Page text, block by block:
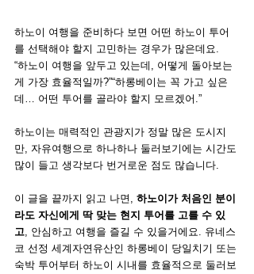
하노이 여행을 준비하다 보면 어떤 하노이 투어
를 선택해야 할지 고민하는 경우가 많은데요.
“하노이 여행을 앞두고 있는데, 어떻게 돌아보는
게 가장 효율적일까?”“하롱베이는 꼭 가고 싶은
데… 어떤 투어를 골라야 할지 모르겠어.”
하노이는 매력적인 관광지가 정말 많은 도시지
만, 자유여행으로 하나하나 둘러보기에는 시간도
많이 들고 생각보다 번거로운 점도 많습니다.
이 글을 끝까지 읽고 나면, 하노이가 처음인 분이
라도 자신에게 딱 맞는 현지 투어를 고를 수 있
고 , 안심하고 여행을 즐길 수 있을거에요. 유네스
코 선정 세계자연유산인 하롱베이 당일치기 또는
숙박 투어부터 하노이 시내를 효율적으로 둘러보